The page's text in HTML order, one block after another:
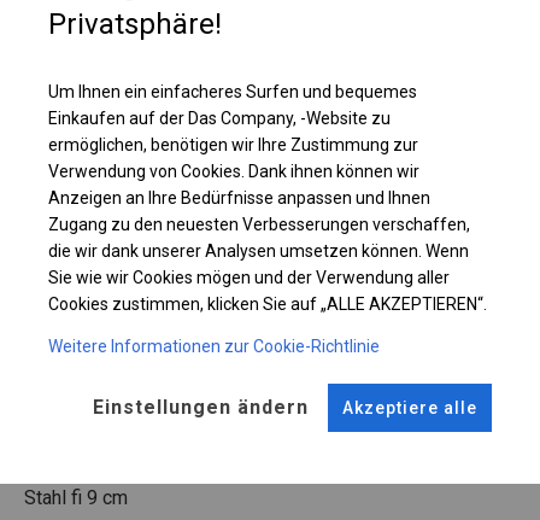
Plane ändern
KONSTRUKTION
SUMMER PLUS
Stahl ca.fi 38 mm Stahl ca.fi 42 mm
Stahl fi 9 cm
Privatsphäre!
Um Ihnen ein einfacheres Surfen und bequemes
Einkaufen auf der Das Company, -Website zu
ermöglichen, benötigen wir Ihre Zustimmung zur
Verwendung von Cookies. Dank ihnen können wir
Anzeigen an Ihre Bedürfnisse anpassen und Ihnen
Zugang zu den neuesten Verbesserungen verschaffen,
die wir dank unserer Analysen umsetzen können. Wenn
Sie wie wir Cookies mögen und der Verwendung aller
Cookies zustimmen, klicken Sie auf „ALLE AKZEPTIEREN“.
Weitere Informationen zur Cookie-Richtlinie
Einstellungen ändern Akzeptiere alle